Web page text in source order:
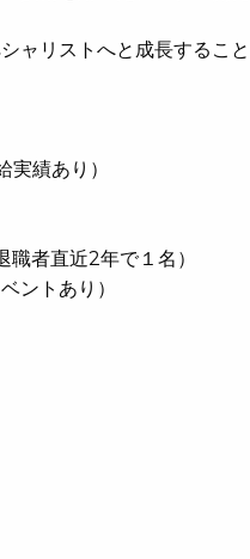
ャリストへと成長すること
績あり）
者直近2年で１名）
ントあり）